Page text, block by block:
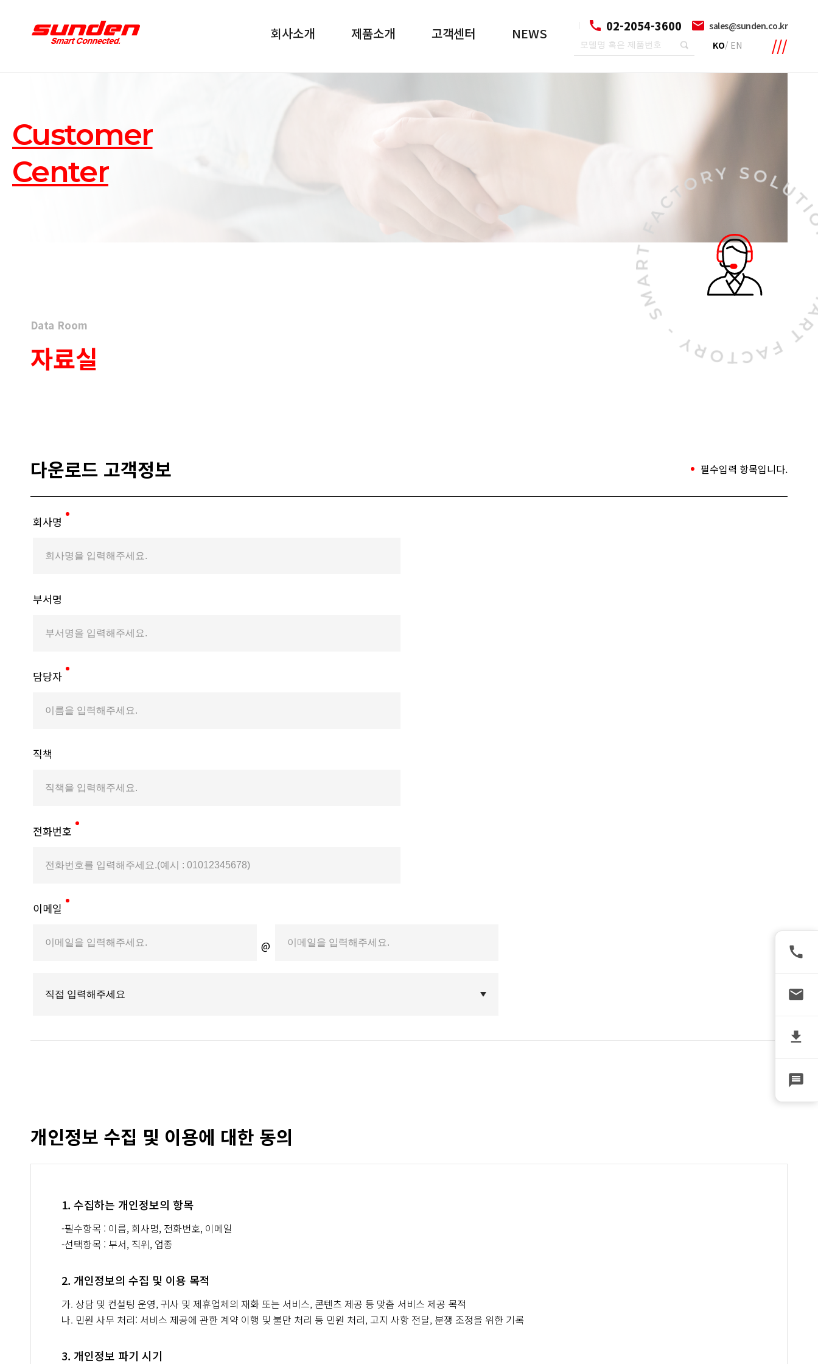
회사소개 제품소개 고객센터 NEWS 02-2054-3600
sales@sunden.co.kr
KO/ EN
Customer
Center
Data Room
자료실
다운로드 고객정보 필수입력 항목입니다.
회사명
부서명
담당자
직책
전화번호
이메일
@
개인정보 수집 및 이용에 대한 동의
1. 수집하는 개인정보의 항목
-필수항목 : 이름, 회사명, 전화번호, 이메일
-선택항목 : 부서, 직위, 업종
2. 개인정보의 수집 및 이용 목적
가. 상담 및 컨설팅 운영, 귀사 및 제휴업체의 재화 또는 서비스, 콘텐츠 제공 등 맞춤 서비스 제공 목적
나. 민원 사무 처리: 서비스 제공에 관한 계약 이행 및 불만 처리 등 민원 처리, 고지 사항 전달, 분쟁 조정을 위한 기록
3. 개인정보 파기 시기